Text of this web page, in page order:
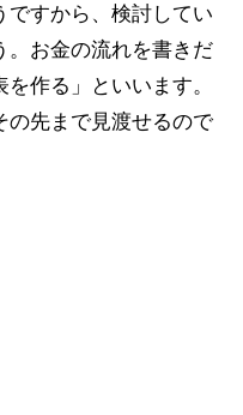
ですから、検討してい
。お金の流れを書きだ
作る」といいます。
の先まで見渡せるので